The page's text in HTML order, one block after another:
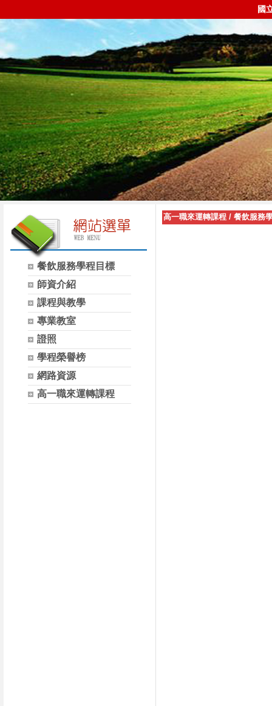
國
餐飲服務學程目標
師資介紹
課程與教學
專業教室
證照
學程榮譽榜
網路資源
高一職來運轉課程
高一職來運轉課程 / 餐飲服務